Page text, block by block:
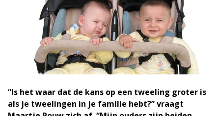
“Is het waar dat de kans op een tweeling groter is
als je tweelingen in je familie hebt?” vraagt